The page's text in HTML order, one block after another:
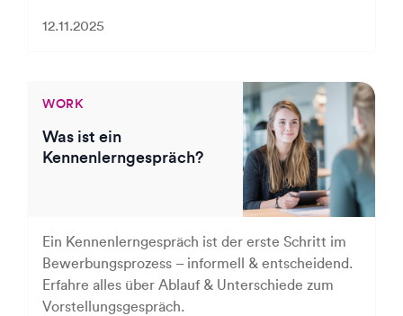
12.11.2025
WORK
Was ist ein
Kennenlerngespräch?
Ein Kennenlerngespräch ist der erste Schritt im
Bewerbungsprozess – informell & entscheidend.
Erfahre alles über Ablauf & Unterschiede zum
Vorstellungsgespräch.